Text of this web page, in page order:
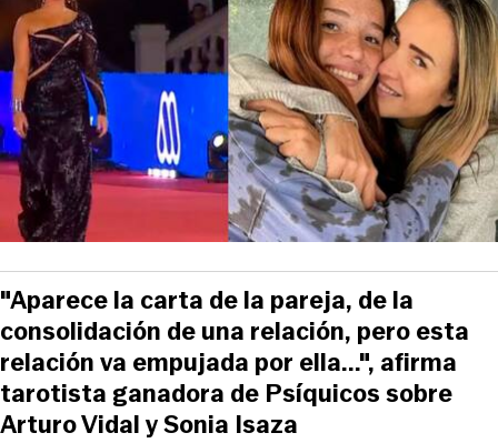
"Aparece la carta de la pareja, de la
consolidación de una relación, pero esta
relación va empujada por ella...", afirma
tarotista ganadora de Psíquicos sobre
Arturo Vidal y Sonia Isaza